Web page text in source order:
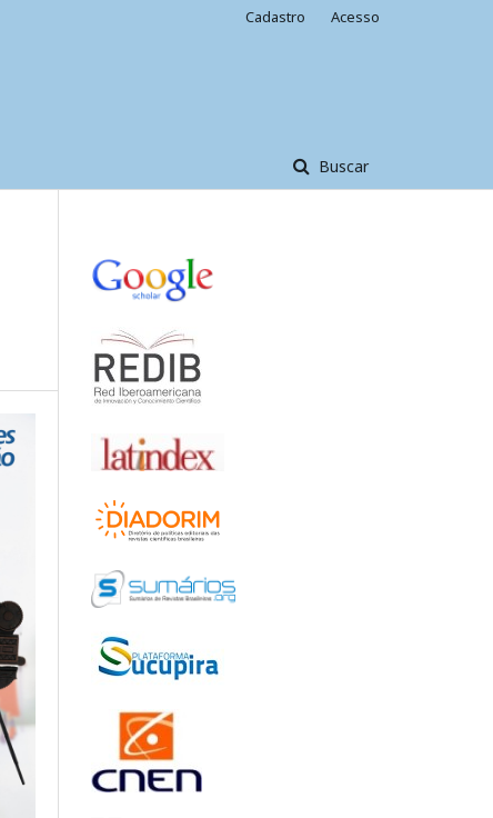
Buscar
Cadastro Acesso